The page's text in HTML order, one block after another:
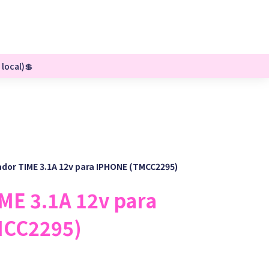
TIME 3.1A 12v para IPHONE (TMCC2295)
3.1A 12v para